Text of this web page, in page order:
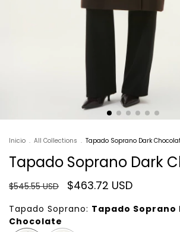
Inicio . All Collections . Tapado Soprano Dark
Tapado Soprano Dark
$545.55 USD $463.72 USD
Tapado Soprano: Tapado Soprano
Chocolate